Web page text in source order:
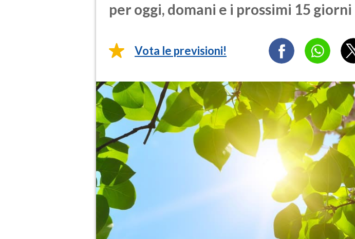
per oggi, domani e i prossimi 15 giorni
Vota le previsioni!